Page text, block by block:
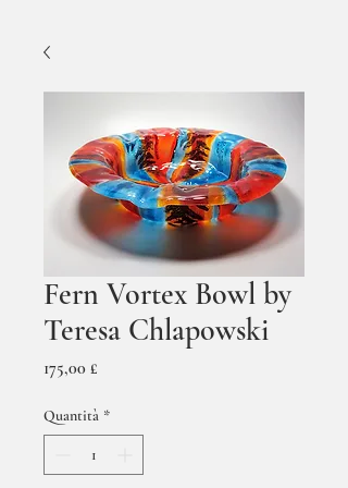
Fern Vortex Bowl by
Teresa Chlapowski
175,00 £
Quantità *